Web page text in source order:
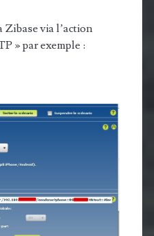
Zibase via l’action
» par exemple :